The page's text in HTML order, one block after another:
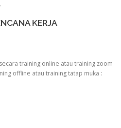
KERJA
training online atau training zoom
offline atau training tatap muka :